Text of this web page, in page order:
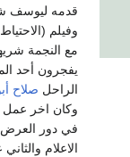
قدمه ليوسف
وفيلم
مع النجمة
يفجرون أحد
الراحل صلاح
وكان اخر عمل
الاعلام